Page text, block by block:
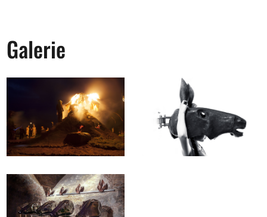
Galerie